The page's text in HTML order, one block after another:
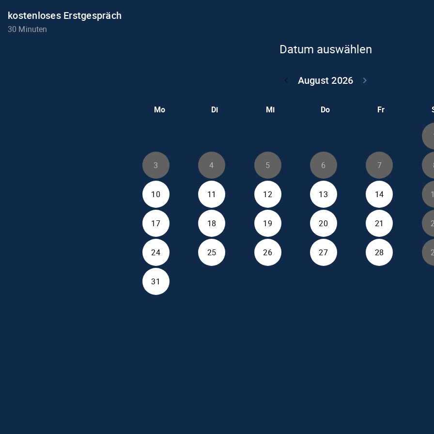
kostenloses Erstgespräch
30 Minuten
Datum auswählen
August 2026
keyboard_arrow_left
keyboard_arrow_right
Mo Di Mi Do Fr
3 4 5 6 7
10 11 12 13 14
17 18 19 20 21
24 25 26 27 28
31